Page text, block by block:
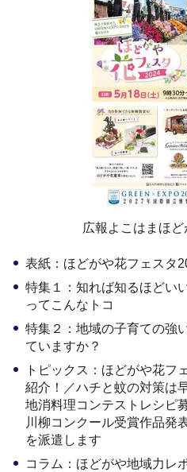
広報よこはまほ
表紙：ほどがや花フェスタ
特集１：知れば知るほどい
ってこんなトコ
特集２：地域の子育ての強
ていますか？
トピックス：ほどがや花フ
紹介！／ハチと蚊の対策は
地消料理コンテストレシピ
川柳コンクール受賞作品発
を派遣します
コラム：ほどがや地域力レ